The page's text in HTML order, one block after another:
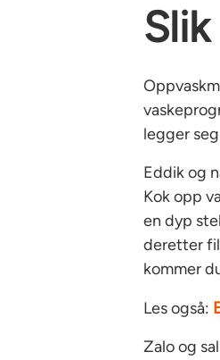
legger
Eddik og
Kok opp
en dyp
deretter
kommer
Les også:
Zalo og